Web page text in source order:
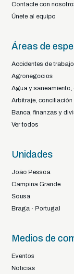
Contacte con
Únete al equipo
Áreas de
Accidentes de
Agronegocios
Agua y
Arbitraje,
Banca, finanzas y
Ver todos
Unidades
João Pessoa
Campina Grande
Sousa
Braga - Portugal
Medios de
Eventos
Noticias